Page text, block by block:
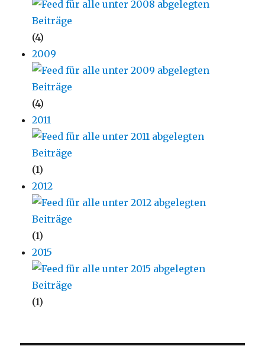
(4)
2009
(4)
2011
(1)
2012
(1)
2015
(1)